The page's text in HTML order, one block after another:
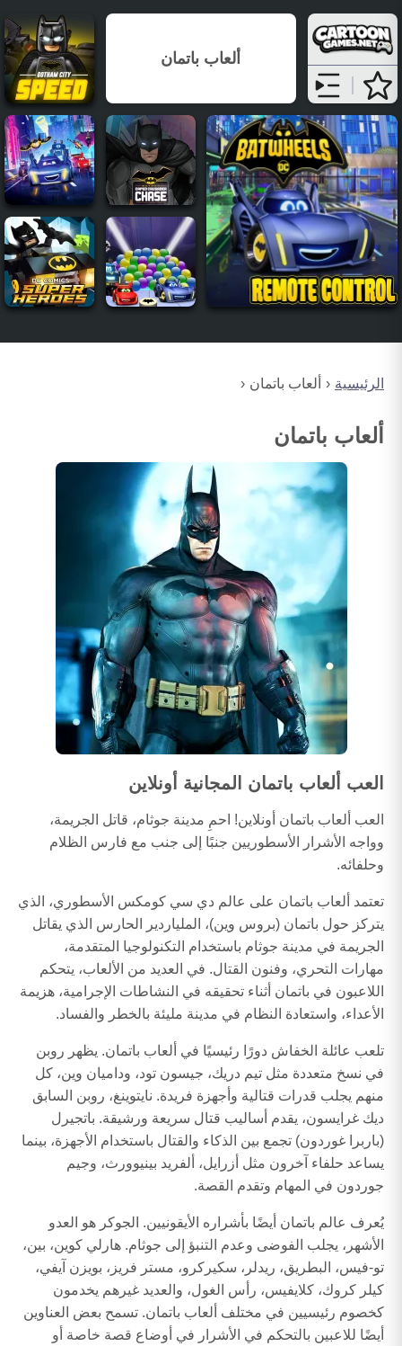
الرئيسية ألعاب باتمان
ألعاب باتمان
العب ألعاب باتمان المجانية أونلاين
العب ألعاب باتمان أونلاين! احمِ مدينة جوثام، قاتل الجريمة،
وواجه الأشرار الأسطوريين جنبًا إلى جنب مع فارس الظلام
وحلفائه.
تعتمد ألعاب باتمان على عالم دي سي كومكس الأسطوري، الذي
يتركز حول باتمان (بروس وين)، الملياردير الحارس الذي يقاتل
الجريمة في مدينة جوثام باستخدام التكنولوجيا المتقدمة،
مهارات التحري، وفنون القتال. في العديد من الألعاب، يتحكم
اللاعبون في باتمان أثناء تحقيقه في النشاطات الإجرامية، هزيمة
الأعداء، واستعادة النظام في مدينة مليئة بالخطر والفساد.
تلعب عائلة الخفاش دورًا رئيسيًا في ألعاب باتمان. يظهر روبن
في نسخ متعددة مثل تيم دريك، جيسون تود، وداميان وين، كل
منهم يجلب قدرات قتالية وأجهزة فريدة. نايتوينغ، روبن السابق
ديك غرايسون، يقدم أساليب قتال سريعة ورشيقة. باتجيرل
(باربرا غوردون) تجمع بين الذكاء والقتال باستخدام الأجهزة، بينما
يساعد حلفاء آخرون مثل أزرايل، ألفريد بينيوورث، وجيم
جوردون في المهام وتقدم القصة.
يُعرف عالم باتمان أيضًا بأشراره الأيقونيين. الجوكر هو العدو
الأشهر، يجلب الفوضى وعدم التنبؤ إلى جوثام. هارلي كوين، بين،
تو-فيس، البطريق، ريدلر، سكيركرو، مستر فريز، بويزن آيفي،
كيلر كروك، كلايفيس، رأس الغول، والعديد غيرهم يخدمون
كخصوم رئيسيين في مختلف ألعاب باتمان. تسمح بعض العناوين
أيضًا للاعبين بالتحكم في الأشرار في أوضاع قصة خاصة أو
ألعاب باتمان